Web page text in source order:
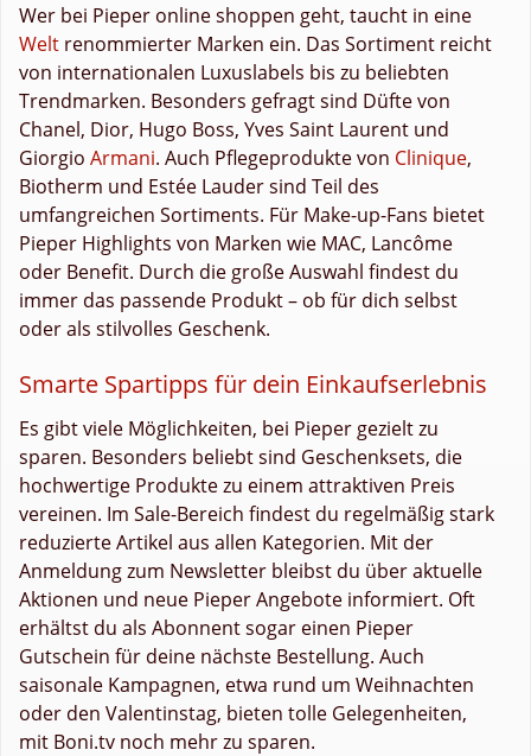
Wer bei Pieper online shoppen geht, taucht in eine
Welt renommierter Marken ein. Das Sortiment reicht
von internationalen Luxuslabels bis zu beliebten
Trendmarken. Besonders gefragt sind Düfte von
Chanel, Dior, Hugo Boss, Yves Saint Laurent und
Giorgio Armani. Auch Pflegeprodukte von Clinique,
Biotherm und Estée Lauder sind Teil des
umfangreichen Sortiments. Für Make-up-Fans bietet
Pieper Highlights von Marken wie MAC, Lancôme
oder Benefit. Durch die große Auswahl findest du
immer das passende Produkt – ob für dich selbst
oder als stilvolles Geschenk.
Smarte Spartipps für dein Einkaufserlebnis
Es gibt viele Möglichkeiten, bei Pieper gezielt zu
sparen. Besonders beliebt sind Geschenksets, die
hochwertige Produkte zu einem attraktiven Preis
vereinen. Im Sale-Bereich findest du regelmäßig stark
reduzierte Artikel aus allen Kategorien. Mit der
Anmeldung zum Newsletter bleibst du über aktuelle
Aktionen und neue Pieper Angebote informiert. Oft
erhältst du als Abonnent sogar einen Pieper
Gutschein für deine nächste Bestellung. Auch
saisonale Kampagnen, etwa rund um Weihnachten
oder den Valentinstag, bieten tolle Gelegenheiten,
mit Boni.tv noch mehr zu sparen.